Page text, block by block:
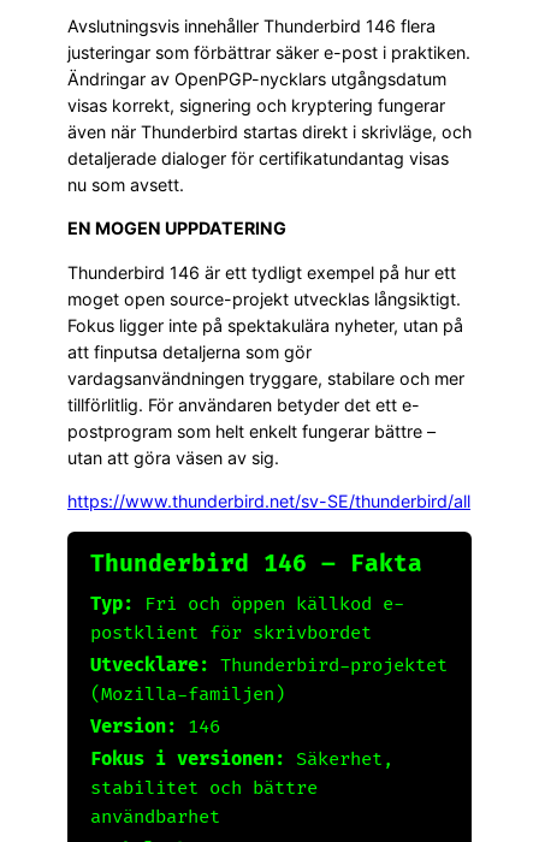
Avslutningsvis innehåller Thunderbird 146 flera
justeringar som förbättrar säker e-post i praktiken.
Ändringar av OpenPGP-nycklars utgångsdatum
visas korrekt, signering och kryptering fungerar
även när Thunderbird startas direkt i skrivläge, och
detaljerade dialoger för certifikatundantag visas
nu som avsett.
EN MOGEN UPPDATERING
Thunderbird 146 är ett tydligt exempel på hur ett
moget open source-projekt utvecklas långsiktigt.
Fokus ligger inte på spektakulära nyheter, utan på
att finputsa detaljerna som gör
vardagsanvändningen tryggare, stabilare och mer
tillförlitlig. För användaren betyder det ett e-
postprogram som helt enkelt fungerar bättre –
utan att göra väsen av sig.
https://www.thunderbird.net/sv-SE/thunderbird/all
Thunderbird 146 – Fakta
Typ:
Fri och öppen källkod e-
postklient för skrivbordet
Utvecklare: Thunderbird-projektet
(Mozilla-familjen)
Version:
146
Fokus i versionen:
Säkerhet,
stabilitet och bättre
användbarhet